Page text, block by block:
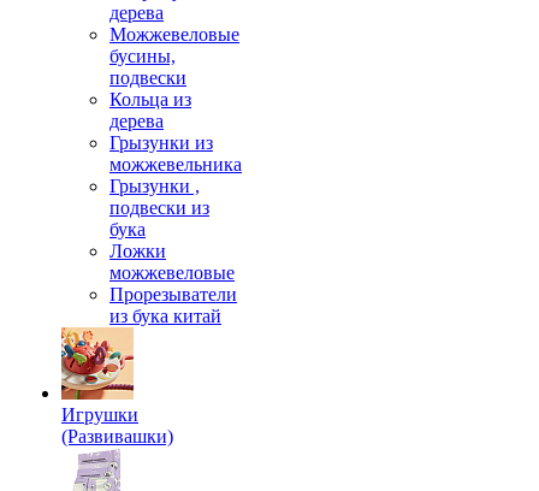
дерева
Можжевеловые
бусины,
подвески
Кольца из
дерева
Грызунки из
можжевельника
Грызунки ,
подвески из
бука
Ложки
можжевеловые
Прорезыватели
из бука китай
Игрушки
(Развивашки)